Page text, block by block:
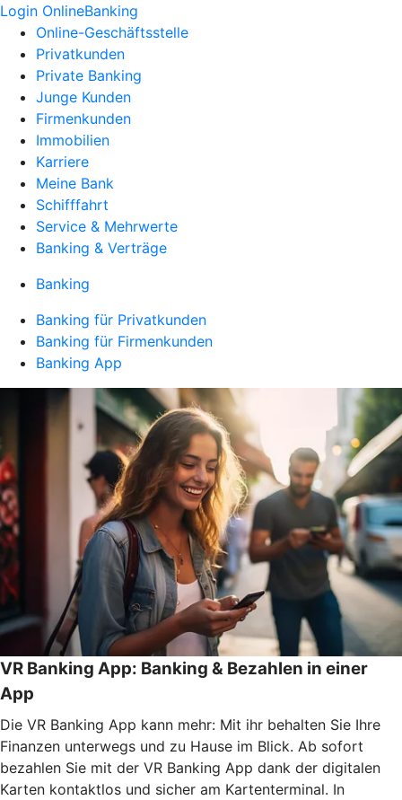
Login OnlineBanking
Online-Geschäftsstelle
Privatkunden
Private Banking
Junge Kunden
Firmenkunden
Immobilien
Karriere
Meine Bank
Schifffahrt
Service & Mehrwerte
Banking & Verträge
Banking
Banking für Privatkunden
Banking für Firmenkunden
Banking App
VR Banking App: Banking & Bezahlen in einer
App
Die VR Banking App kann mehr: Mit ihr behalten Sie Ihre
Finanzen unterwegs und zu Hause im Blick. Ab sofort
bezahlen Sie mit der VR Banking App dank der digitalen
Karten kontaktlos und sicher am Kartenterminal. In